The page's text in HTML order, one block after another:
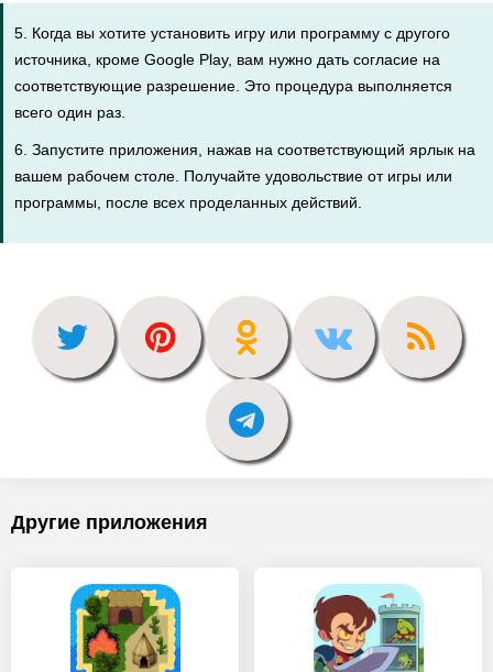
5. Когда вы хотите установить игру или программу с другого
источника, кроме Google Play, вам нужно дать согласие на
соответствующие разрешение. Это процедура выполняется
всего один раз.
6. Запустите приложения, нажав на соответствующий ярлык на
вашем рабочем столе. Получайте удовольствие от игры или
программы, после всех проделанных действий.
Другие приложения